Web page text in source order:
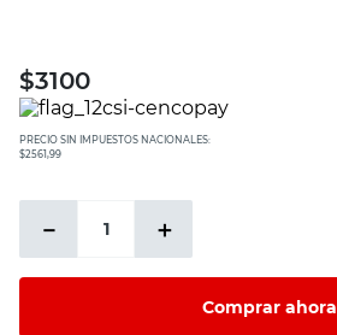
$3100
PRECIO SIN IMPUESTOS NACIONALES:
$2561,99
＋
－
Comprar ahora